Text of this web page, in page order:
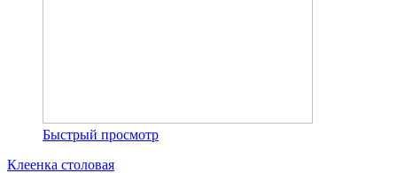
Быстрый просмотр
Клеенка столовая